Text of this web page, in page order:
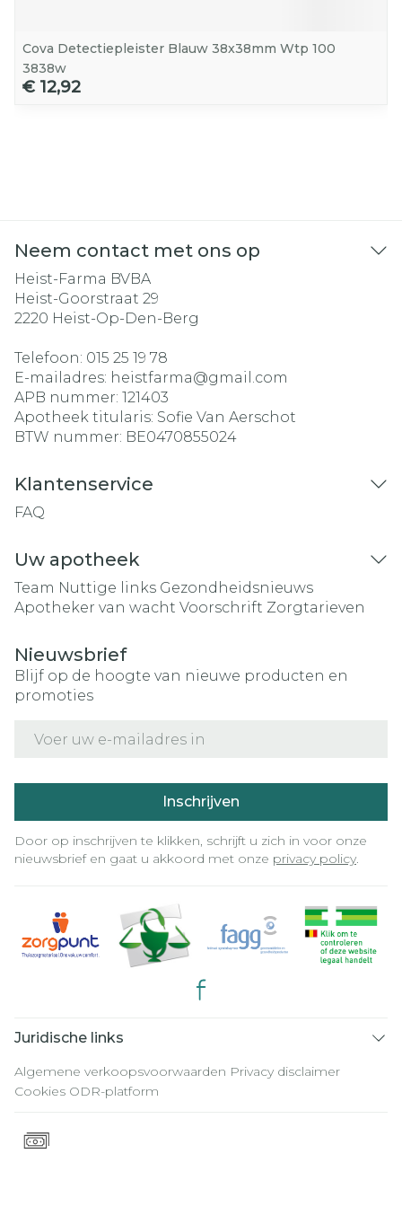
Cova Detectiepleister Blauw 38x38mm Wtp 100
3838w
€ 12,92
Neem contact met ons op
Heist-Farma BVBA
Heist-Goorstraat 29
2220 Heist-Op-Den-Berg
Telefoon: 015 25 19 78
E-mailadres: heistfarma@gmail.com
APB nummer: 121403
Apotheek titularis: Sofie Van Aerschot
BTW nummer: BE0470855024
Klantenservice
FAQ
Uw apotheek
Team Nuttige links Gezondheidsnieuws
Apotheker van wacht Voorschrift Zorgtarieven
Nieuwsbrief
Blijf op de hoogte van nieuwe producten en
promoties
Inschrijven
Door op inschrijven te klikken, schrijft u zich in voor onze
nieuwsbrief en gaat u akkoord met onze privacy policy.
Juridische links
Algemene verkoopsvoorwaarden Privacy disclaimer
Cookies ODR-platform